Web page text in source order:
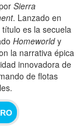
Sierra
. Lanzado en
es la secuela
Homeworldy
la narrativa épica
innovadora de
de flotas